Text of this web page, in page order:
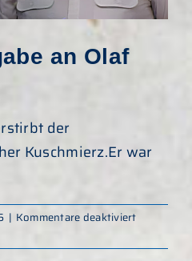
an Olaf
der
Kuschmierz.Er war
| Kommentare deaktiviertfür
–